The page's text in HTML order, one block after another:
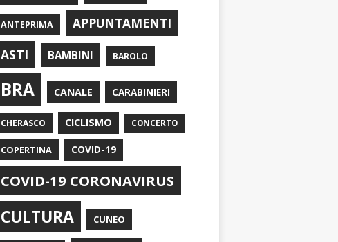
ANTEPRIMA
APPUNTAMENTI
ASTI
BAMBINI BAROLO
BRA CANALE CARABINIERI
CHERASCO CICLISMO CONCERTO
COPERTINA COVID-19
COVID-19 CORONAVIRUS
CULTURA CUNEO